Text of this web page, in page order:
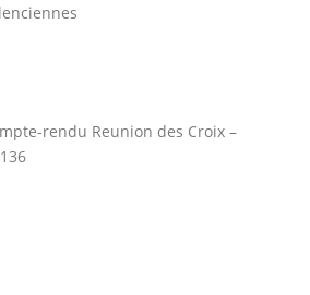
rendu Reunion des Croix –